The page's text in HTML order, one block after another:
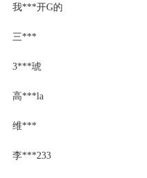
我***开G的
三***
3***琥
高***la
维***
李***233